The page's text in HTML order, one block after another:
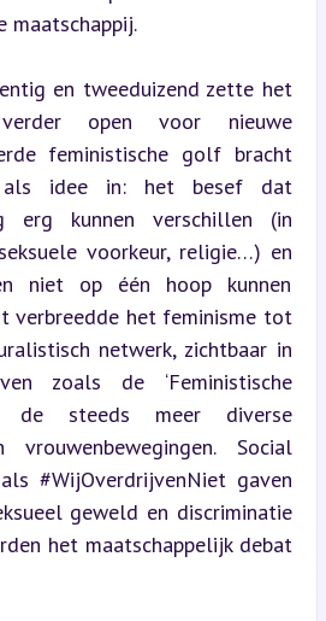
maatschappij.
en tweeduizend zette het
open voor nieuwe
feministische golf bracht
als idee in: het besef dat
erg kunnen verschillen (in
voorkeur, religie…) en
niet op één hoop kunnen
verbreedde het feminisme tot
netwerk, zichtbaar in
zoals de ‘Feministische
de steeds meer diverse
vrouwenbewegingen. Social
#WijOverdrijvenNiet gaven
geweld en discriminatie
het maatschappelijk debat